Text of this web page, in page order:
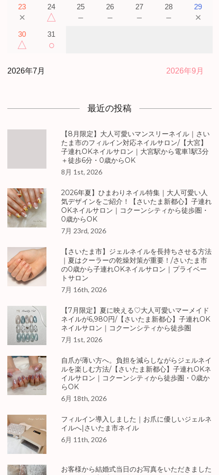
23
×
24
△
25
－
26
－
27
－
28
－
29
×
30
△
31
○
2026年7月 2026年9月
最近の投稿
【8月限定】大人可愛いマンスリーネイル｜さい
たま市のフィルイン対応ネイルサロン/【大宮】
子連れOKネイルサロン｜大宮駅から電車1駅3分
＋徒歩6分・0歳からOK
8月 1st, 2026
2026年夏】ひまわりネイル特集｜大人可愛い人
気デザインをご紹介！【さいたま新都心】子連れ
OKネイルサロン｜コクーンシティから徒歩圏・
0歳からOK
7月 23rd, 2026
【さいたま市】ジェルネイルを長持ちさせる方法
｜夏はクーラーの乾燥対策が重要！/さいたま市
の0歳から子連れOKネイルサロン｜プライベー
トサロン
7月 16th, 2026
【7月限定】夏に映える♡大人可愛いマーメイド
ネイルが6,980円/【さいたま新都心】子連れOK
ネイルサロン｜コクーンシティから徒歩圏
7月 1st, 2026
自爪が薄い方へ。負担を減らしながらジェルネイ
ルを楽しむ方法/【さいたま新都心】子連れOKネ
イルサロン｜コクーンシティから徒歩圏・0歳か
らOK
6月 18th, 2026
フィルイン導入しました｜お爪に優しいジェルネ
イルへ|さいたま市ネイル
6月 11th, 2026
お客様から結婚式当日のお写真をいただきました